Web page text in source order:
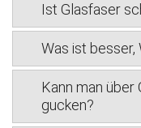
Ist Glasfaser
Was ist besser,
Kann man über
gucken?